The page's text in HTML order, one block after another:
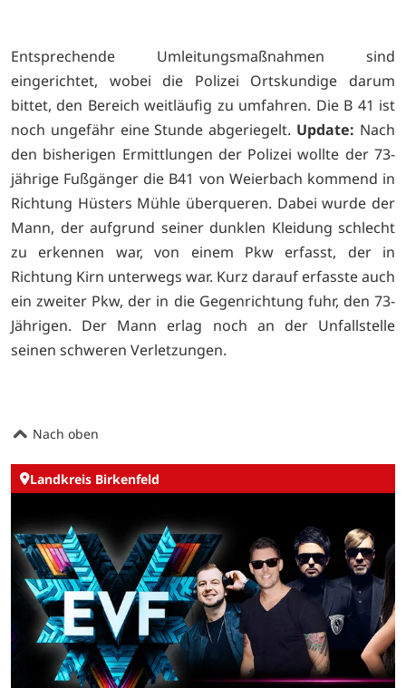
Entsprechende Umleitungsmaßnahmen sind
eingerichtet, wobei die Polizei Ortskundige darum
bittet, den Bereich weitläufig zu umfahren. Die B 41 ist
noch ungefähr eine Stunde abgeriegelt. Update: Nach
den bisherigen Ermittlungen der Polizei wollte der 73-
jährige Fußgänger die B41 von Weierbach kommend in
Richtung Hüsters Mühle überqueren. Dabei wurde der
Mann, der aufgrund seiner dunklen Kleidung schlecht
zu erkennen war, von einem Pkw erfasst, der in
Richtung Kirn unterwegs war. Kurz darauf erfasste auch
ein zweiter Pkw, der in die Gegenrichtung fuhr, den 73-
Jährigen. Der Mann erlag noch an der Unfallstelle
seinen schweren Verletzungen.
Nach oben
Landkreis Birkenfeld